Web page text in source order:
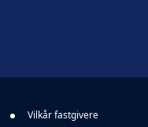
Vilkår fastgivere